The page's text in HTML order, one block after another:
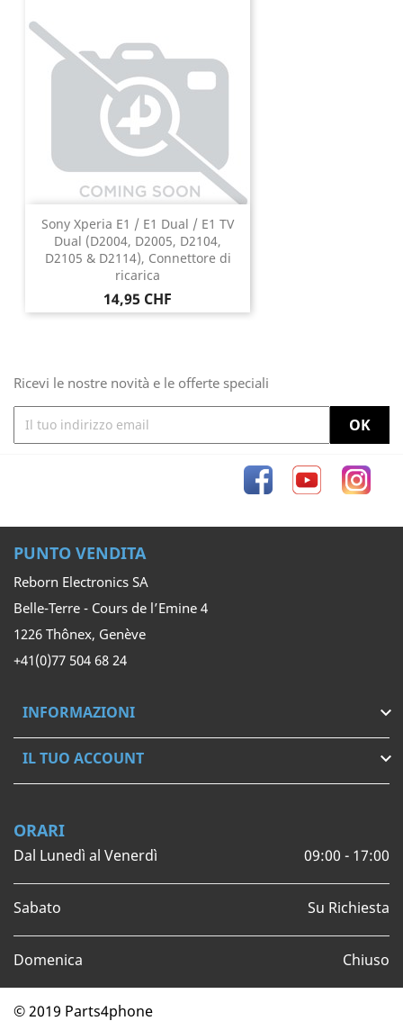
Sony Xperia E1 / E1 Dual / E1 TV
Dual (D2004, D2005, D2104,
D2105 & D2114), Connettore di
ricarica
Prezzo
14,95 CHF
Ricevi le nostre novità e le offerte speciali
FacebookYouTube
PUNTO VENDITA
Reborn Electronics SA
Belle-Terre - Cours de l’Emine 4
1226 Thônex, Genève
+41(0)77 504 68 24
INFORMAZIONI 
IL TUO ACCOUNT 
ORARI
Dal Lunedì al Venerdì 09:00 - 17:00
Sabato Su Richiesta
Domenica Chiuso
© 2019 Parts4phone